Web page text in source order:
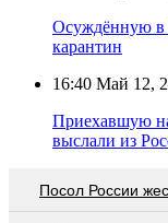
Осуждённую в
карантин
16:40 Май 12,
Приехавшую
выслали из
Посол России